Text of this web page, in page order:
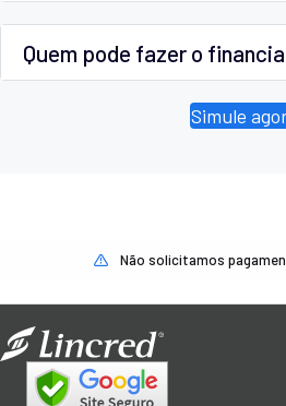
Quem pode fazer o
Simule
Não solicitamos